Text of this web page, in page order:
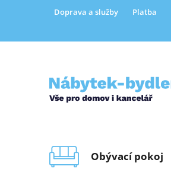
Doprava a služby Platba
Obývací pokoj